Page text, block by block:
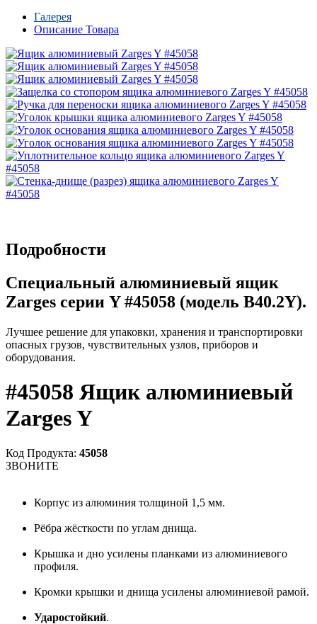
Галерея
Описание Товара
Подробности
Специальный алюминиевый ящик
Zarges серии Y #45058 (модель B40.2Y).
Лучшее решение для упаковки, хранения и транспортировки
опасных грузов, чувствительных узлов, приборов и
оборудования.
#45058 Ящик алюминиевый
Zarges Y
Код Продукта: 45058
ЗВОНИТЕ
Корпус из алюминия толщиной 1,5 мм.
Рёбра жёсткости по углам днища.
Крышка и дно усилены планками из алюминиевого
профиля.
Кромки крышки и днища усилены алюминиевой рамой.
Ударостойкий.